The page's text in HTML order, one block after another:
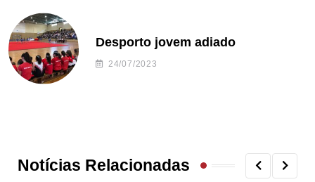
Desporto jovem adiado
24/07/2023
Notícias Relacionadas